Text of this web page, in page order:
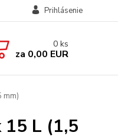
Prihlásenie
0 ks
za 0,00 EUR
mm)
L (1,5